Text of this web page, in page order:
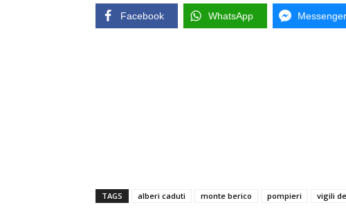
Facebook WhatsApp Messenger
TAGS alberi caduti monte berico pompieri vigili